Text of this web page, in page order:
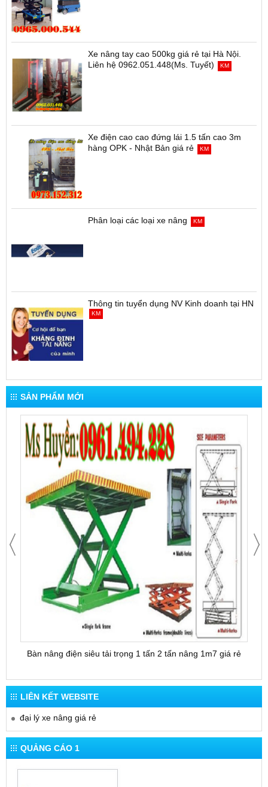
Xe nâng tay cao 500kg giá rẻ tại Hà Nội.
Liên hệ 0962.051.448(Ms. Tuyết)
KM
Xe điện cao cao đứng lái 1.5 tấn cao 3m
hàng OPK - Nhật Bản giá rẻ
KM
Phân loại các loại xe nâng KM
Thông tin tuyển dụng NV Kinh doanh tại HN
KM
SẢN PHẨM MỚI
Bàn nâng điện siêu tải trọng 1 tấn 2 tấn nâng 1m7 giá rẻ
LIÊN KẾT WEBSITE
đại lý xe nâng giá rẻ
QUẢNG CÁO 1